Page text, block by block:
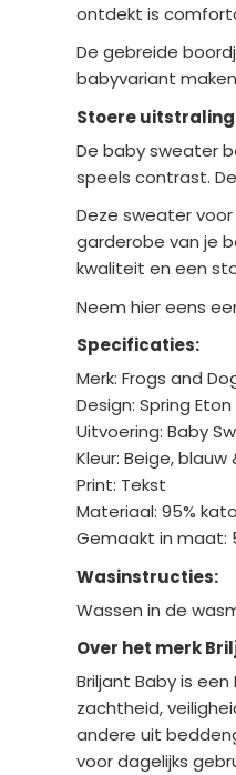
ontdekt is
De gebreide
babyvariant
Stoere
De baby sweater
speels contrast.
Deze sweater
garderobe van je
kwaliteit en een
Neem hier eens
Specificaties:
Merk: Frogs and
Design: Spring Eton
Uitvoering: Baby
Kleur: Beige,
Print: Tekst
Materiaal: 95%
Gemaakt in maat:
Wasinstructies:
Wassen in de
Over het merk
Briljant Babyis
zachtheid,
andere uit
voor dagelijks